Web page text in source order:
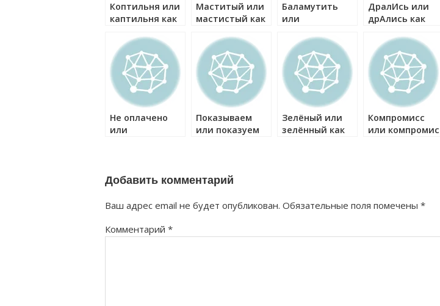
Коптильня или
каптильня как
Маститый или
мастистый как
Баламутить
или
правильно?
ДралИсь или
дрАлись как
Не оплачено
или
Показываем
или показуем
Зелёный или
зелённый как
Компромисс
или компромис
Добавить комментарий
Ваш адрес email не будет опубликован. Обязательные поля помечены *
Комментарий *